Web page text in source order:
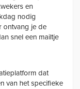
en
nodig
ontvang je de
snel een mailtje
dat
van het specifieke